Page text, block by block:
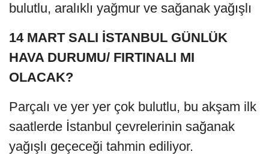
bulutlu, aralıklı yağmur ve sağanak yağışlı
14 MART SALI İSTANBUL GÜNLÜK
HAVA DURUMU/ FIRTINALI MI
OLACAK?
Parçalı ve yer yer çok bulutlu, bu akşam ilk
saatlerde İstanbul çevrelerinin sağanak
yağışlı geçeceği tahmin ediliyor.